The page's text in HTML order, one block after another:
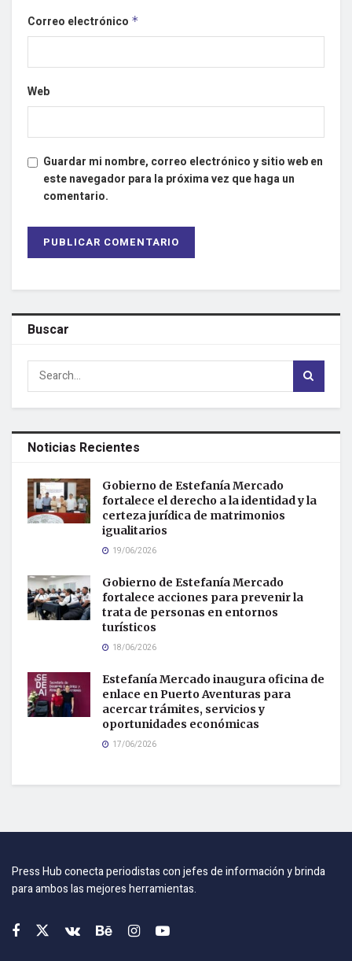
Correo electrónico *
Web
Guardar mi nombre, correo electrónico y sitio web en
este navegador para la próxima vez que haga un
comentario.
Buscar
Noticias Recientes
Gobierno de Estefanía Mercado
fortalece el derecho a la identidad y la
certeza jurídica de matrimonios
igualitarios
19/06/2026
Gobierno de Estefanía Mercado
fortalece acciones para prevenir la
trata de personas en entornos
turísticos
18/06/2026
Estefanía Mercado inaugura oficina de
enlace en Puerto Aventuras para
acercar trámites, servicios y
oportunidades económicas
17/06/2026
Press Hub conecta periodistas con jefes de información y brinda
para ambos las mejores herramientas.